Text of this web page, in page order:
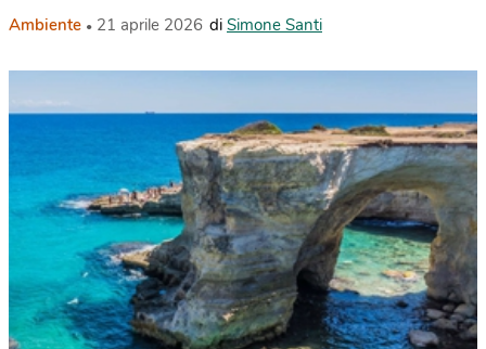
Ambiente 21 aprile 2026 di Simone Santi